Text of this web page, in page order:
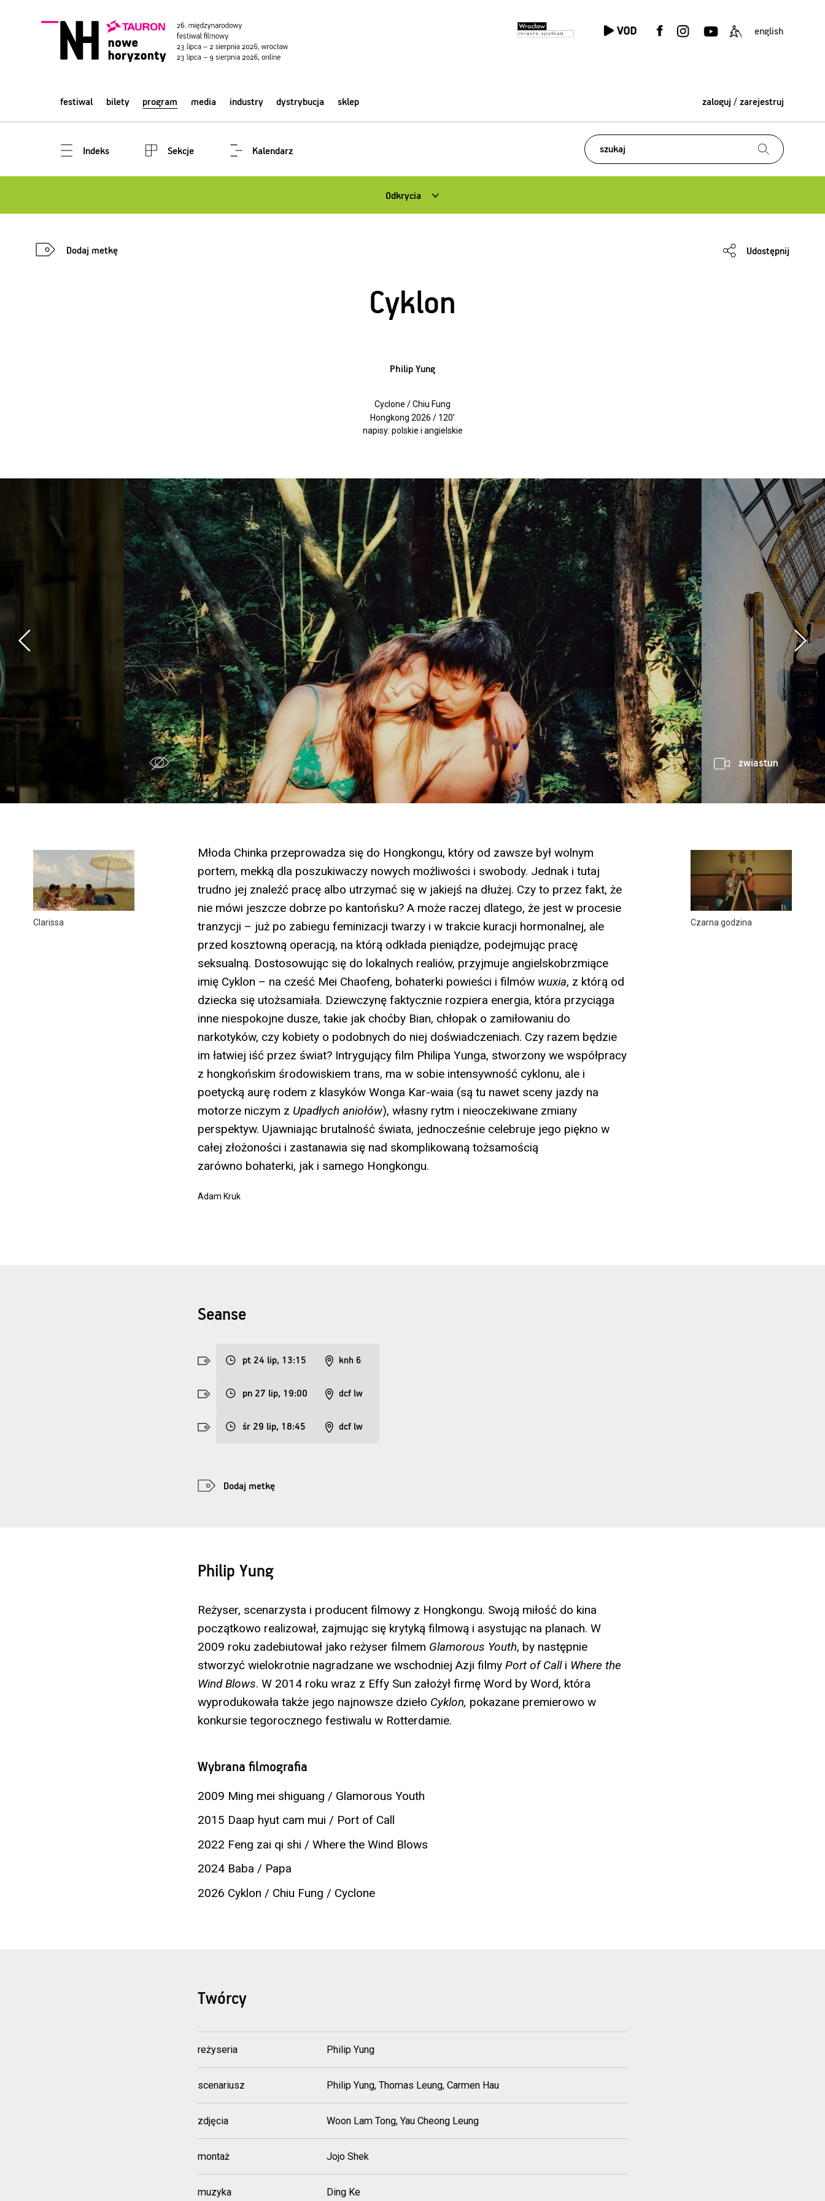
english
festiwal bilety program media industry dystrybucja sklep zaloguj / zarejestruj
Indeks Sekcje Kalendarz
Odkrycia
Dodaj metkę Udostępnij
Cyklon
Philip Yung
Cyclone / Chiu Fung
Hongkong 2026 / 120’
napisy: polskie i angielskie
zwiastun
Clarissa Czarna godzina
Młoda Chinka przeprowadza się do Hongkongu, który od zawsze był wolnym
portem, mekką dla poszukiwaczy nowych możliwości i swobody. Jednak i tutaj
trudno jej znaleźć pracę albo utrzymać się w jakiejś na dłużej. Czy to przez fakt, że
nie mówi jeszcze dobrze po kantońsku? A może raczej dlatego, że jest w procesie
tranzycji – już po zabiegu feminizacji twarzy i w trakcie kuracji hormonalnej, ale
przed kosztowną operacją, na którą odkłada pieniądze, podejmując pracę
seksualną. Dostosowując się do lokalnych realiów, przyjmuje angielskobrzmiące
imię Cyklon – na cześć Mei Chaofeng, bohaterki powieści i filmów wuxia, z którą od
dziecka się utożsamiała. Dziewczynę faktycznie rozpiera energia, która przyciąga
inne niespokojne dusze, takie jak choćby Bian, chłopak o zamiłowaniu do
narkotyków, czy kobiety o podobnych do niej doświadczeniach. Czy razem będzie
im łatwiej iść przez świat? Intrygujący film Philipa Yunga, stworzony we współpracy
z hongkońskim środowiskiem trans, ma w sobie intensywność cyklonu, ale i
poetycką aurę rodem z klasyków Wonga Kar-waia (są tu nawet sceny jazdy na
motorze niczym z Upadłych aniołów), własny rytm i nieoczekiwane zmiany
perspektyw. Ujawniając brutalność świata, jednocześnie celebruje jego piękno w
całej złożoności i zastanawia się nad skomplikowaną tożsamością
zarówno bohaterki, jak i samego Hongkongu.
Adam Kruk
Seanse
pt 24 lip, 13:15 knh 6
pn 27 lip, 19:00 dcf lw
śr 29 lip, 18:45 dcf lw
Dodaj metkę
Philip Yung
Reżyser, scenarzysta i producent filmowy z Hongkongu. Swoją miłość do kina
początkowo realizował, zajmując się krytyką filmową i asystując na planach. W
2009 roku zadebiutował jako reżyser filmem Glamorous Youth, by następnie
stworzyć wielokrotnie nagradzane we wschodniej Azji filmy Port of Calli Where the
Wind Blows. W 2014 roku wraz z Effy Sun założył firmę Word by Word, która
wyprodukowała także jego najnowsze dzieło Cyklon, pokazane premierowo w
konkursie tegorocznego festiwalu w Rotterdamie.
Wybrana filmografia
2009 Ming mei shiguang / Glamorous Youth
2015 Daap hyut cam mui / Port of Call
2022 Feng zai qi shi / Where the Wind Blows
2024 Baba / Papa
2026 Cyklon / Chiu Fung / Cyclone
Twórcy
reżyseria Philip Yung
scenariusz Philip Yung, Thomas Leung, Carmen Hau
zdjęcia Woon Lam Tong, Yau Cheong Leung
montaż Jojo Shek
muzyka Ding Ke